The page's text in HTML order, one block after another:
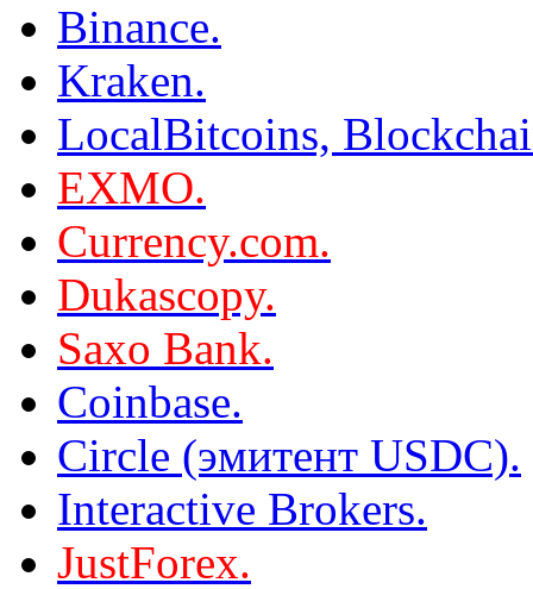
Binance.
Kraken.
LocalBitcoins,
EXMO.
Currency.com.
Dukascopy.
Saxo Bank.
Coinbase.
Circle (эмитент USDC).
Interactive Brokers.
JustForex.